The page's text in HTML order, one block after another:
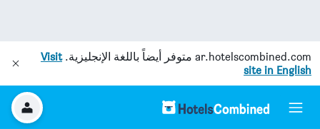
ar.hotelscombined.com متوفر أيضاً باللغة الإنجليزية.Visit
site in English